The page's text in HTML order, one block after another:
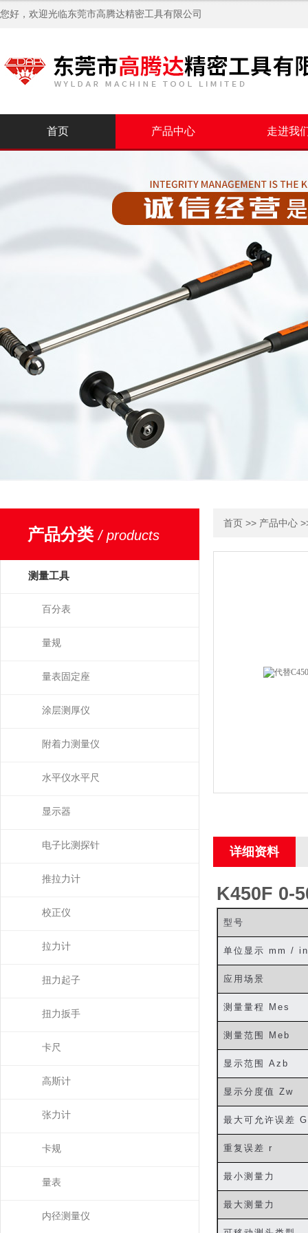
您好，欢迎光临东莞市高腾达精密工具有限公司
首页 产品中心 走进我
产品分类/ products
测量工具
百分表
量规
量表固定座
涂层测厚仪
附着力测量仪
水平仪水平尺
显示器
电子比测探针
推拉力计
校正仪
拉力计
扭力起子
扭力扳手
卡尺
高斯计
张力计
卡规
量表
内径测量仪
首页 >> 产品中心
详细资料
K450F 0-
型号
单位显示 mm /
应用场景
测量量程 Mes
测量范围 Meb
显示范围 Azb
显示分度值 Zw
最大可允许误差 G
重复误差 r
最小测量力
最大测量力